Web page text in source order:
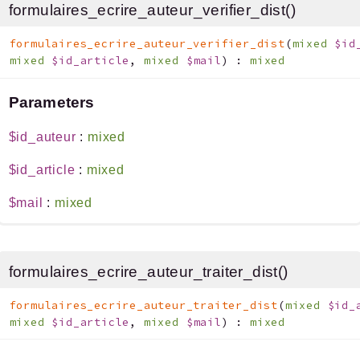
formulaires_ecrire_auteur_verifier_dist()
formulaires_ecrire_auteur_verifier_dist(mixed
mixed $id_article , mixed $mail) : mixed
Parameters
$id_auteur : mixed
$id_article : mixed
$mail : mixed
formulaires_ecrire_auteur_traiter_dist()
formulaires_ecrire_auteur_traiter_dist(mixed
mixed $id_article , mixed $mail) : mixed